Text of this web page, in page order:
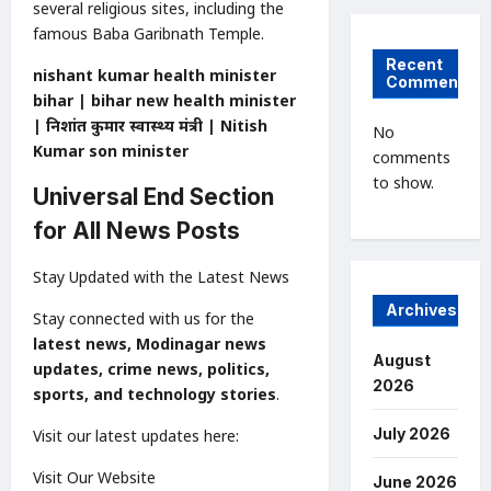
several religious sites, including the
famous Baba Garibnath Temple.
nishant kumar health minister
bihar | bihar new health minister
| निशांत कुमार स्वास्थ्य मंत्री | Nitish
Kumar son minister
Universal End Section
for All News Posts
Stay Updated with the Latest News
Stay connected with us for the
latest news, Modinagar news
updates, crime news, politics,
sports, and technology stories.
Visit our latest updates here:
Visit Our Website
Recent
Comments
No
comments
to show.
Archives
August
2026
July 2026
June 2026